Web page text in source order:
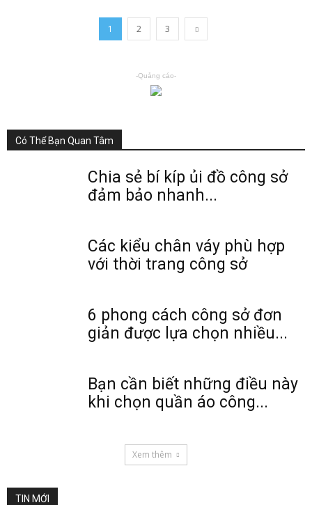
1 2 3
-Quảng cáo-
Có Thể Bạn Quan Tâm
Chia sẻ bí kíp ủi đồ công sở
đảm bảo nhanh...
Các kiểu chân váy phù hợp
với thời trang công sở
6 phong cách công sở đơn
giản được lựa chọn nhiều...
Bạn cần biết những điều này
khi chọn quần áo công...
Xem thêm
TIN MỚI